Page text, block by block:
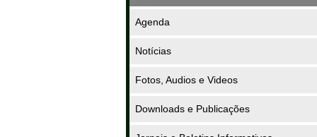
Agenda
Notícias
Fotos, Audios e Videos
Downloads e Publicações